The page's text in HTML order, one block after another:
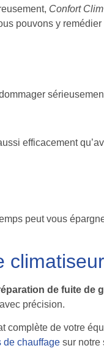
Confort
pouvons y
efficacement
peut vous
de fuite de
précision.
complète de votre
de chauffage sur notre